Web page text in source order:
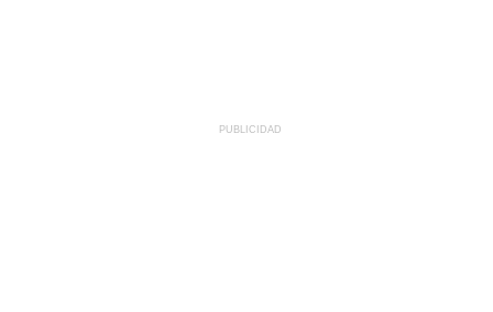
PUBLICIDAD